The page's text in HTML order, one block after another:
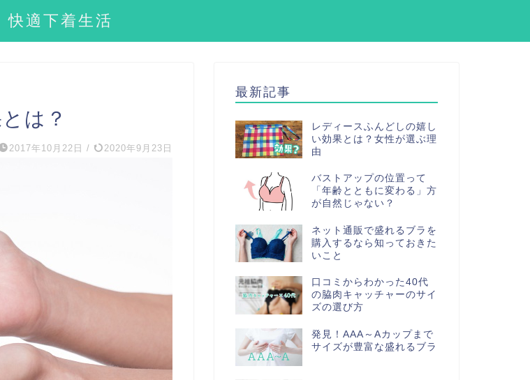
快適下着生活
は？
2017年10月22日 / 2020年9月23日
最新記事
レディースふんどしの嬉し
い効果とは？女性が選ぶ理
由
バストアップの位置って
「年齢とともに変わる」方
が自然じゃない？
ネット通販で盛れるブラを
購入するなら知っておきた
いこと
口コミからわかった40代
の脇肉キャッチャーのサイ
ズの選び方
発見！AAA～Aカップまで
サイズが豊富な盛れるブラ